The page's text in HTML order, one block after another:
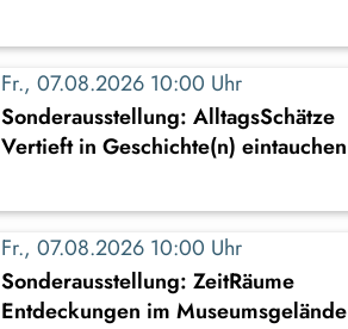
Fr., 07.08.2026 10:00 Uhr
Sonderausstellung: AlltagsSchätze
Vertieft in Geschichte(n) eintauchen
Fr., 07.08.2026 10:00 Uhr
Sonderausstellung: ZeitRäume
Entdeckungen im Museumsgelände